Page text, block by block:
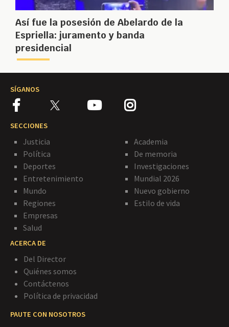
Así fue la posesión de Abelardo de la
Espriella: juramento y banda
presidencial
SÍGANOS
SECCIONES
Justicia
Política
Deportes
Entretenimiento
Mundo
Regiones
Empresas
Salud
Academia
De memoria
Investigaciones
Mundial 2026
Nuevo gobierno
Estilo de vida
ACERCA DE
Del Director
Quiénes somos
Contáctenos
Política de privacidad
PAUTE CON NOSOTROS